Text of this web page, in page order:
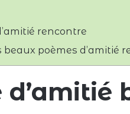
rencontre
beaux poèmes d’amitié
d’amitié